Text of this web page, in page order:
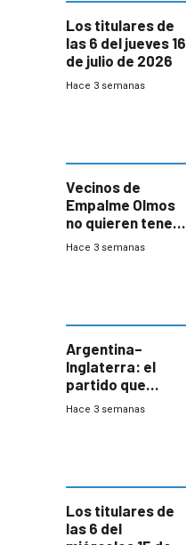
Los titulares de
las 6 del jueves 16
de julio de 2026
Hace 3 semanas
Vecinos de
Empalme Olmos
no quieren tener
cerca una planta
departamental
Hace 3 semanas
Argentina–
Inglaterra: el
partido que
nunca termina
Hace 3 semanas
Los titulares de
las 6 del